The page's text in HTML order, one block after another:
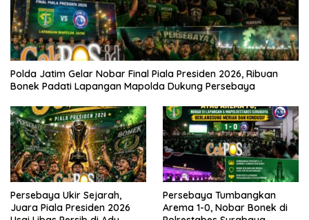
Polda Jatim Gelar Nobar Final Piala Presiden 2026, Ribuan
Bonek Padati Lapangan Mapolda Dukung Persebaya
Persebaya Ukir Sejarah,
Juara Piala Presiden 2026
Persebaya Tumbangkan
Arema 1-0, Nobar Bonek di